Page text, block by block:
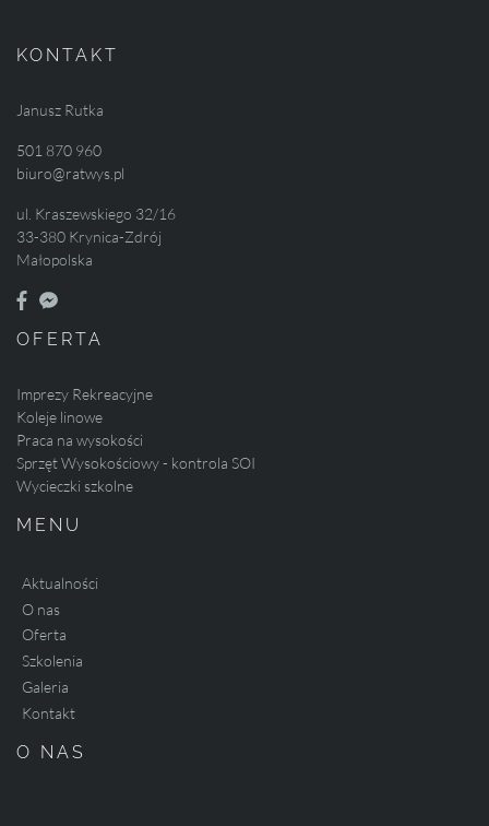
KONTAKT
Janusz Rutka
501 870 960
biuro@ratwys.pl
ul. Kraszewskiego 32/16
33-380 Krynica-Zdrój
Małopolska
OFERTA
Imprezy Rekreacyjne
Koleje linowe
Praca na wysokości
Sprzęt Wysokościowy - kontrola SOI
Wycieczki szkolne
MENU
Aktualności
O nas
Oferta
Szkolenia
Galeria
Kontakt
O NAS